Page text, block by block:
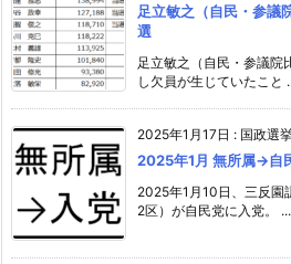
足立敏之（自民・参議
選
足立敏之（自民・参議
し欠員が生じていたこと
2025年1月17日 : 国政選
2025年1月 無所属→自
2025年1月10日、三反園
2区）が自民党に入党。 ...